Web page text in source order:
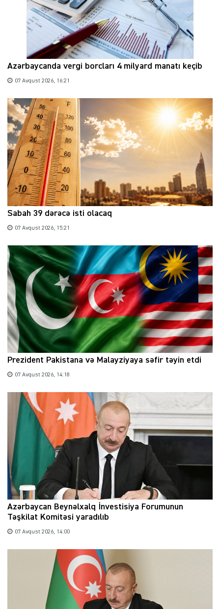
Azərbaycanda vergi borcları 4 milyard manatı keçib
07 Avqust 2026, 16:21
Sabah 39 dərəcə isti olacaq
07 Avqust 2026, 15:21
Prezident Pakistana və Malayziyaya səfir təyin etdi
07 Avqust 2026, 14:18
Azərbaycan Beynəlxalq İnvestisiya Forumunun
Təşkilat Komitəsi yaradılıb
07 Avqust 2026, 14:00